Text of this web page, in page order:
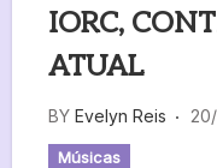
IORC,
ATUAL
BY Evelyn Reis
Músicas